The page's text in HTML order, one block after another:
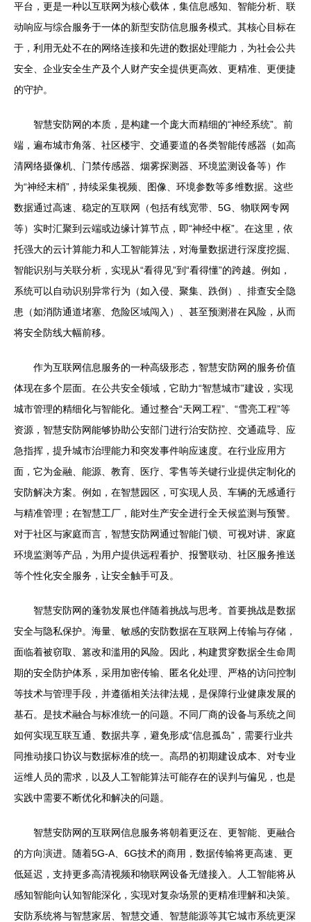
平台，更是一种以互联网为核心载体，集信息感知、智能分析、联
动响应与综合服务于一体的新型安防信息服务模式。其核心目标在
于，利用无处不在的网络连接和先进的数据处理能力，为社会公共
安全、企业安全生产及个人财产安全提供更高效、更精准、更便捷
的守护。
智慧安防网的本质，是构建一个庞大而精细的“神经系统”。前
端，遍布城市角落、社区楼宇、交通要道的各类智能传感器（如高
清网络摄像机、门禁传感器、烟雾探测器、环境监测设备等）作
为“神经末梢”，持续采集视频、图像、环境参数等多维数据。这些
数据通过高速、稳定的互联网（包括有线宽带、5G、物联网专网
等）实时汇聚到云端或边缘计算节点，即“神经中枢”。在这里，依
托强大的云计算能力和人工智能算法，对海量数据进行深度挖掘、
智能识别与关联分析，实现从“看得见”到“看得懂”的跨越。例如，
系统可以自动识别异常行为（如入侵、聚集、跌倒）、排查安全隐
患（如消防通道堵塞、危险区域闯入）、甚至预测潜在风险，从而
将安全防线大幅前移。
作为互联网信息服务的一种高级形态，智慧安防网的服务价值
体现在多个层面。在公共安全领域，它助力“智慧城市”建设，实现
城市管理的精细化与智能化。通过整合“天网工程”、“雪亮工程”等
资源，智慧安防网能够协助公安部门进行治安防控、交通疏导、应
急指挥，提升城市治理能力和突发事件响应速度。在行业应用方
面，它为金融、能源、教育、医疗、零售等关键行业提供定制化的
安防解决方案。例如，在智慧园区，可实现人员、车辆的无感通行
与精准管理；在智慧工厂，能对生产安全进行全天候监测与预警。
对于社区与家庭而言，智慧安防网通过智能门锁、可视对讲、家庭
环境监测等产品，为用户提供远程看护、报警联动、社区服务推送
等个性化安全服务，让安全触手可及。
智慧安防网的蓬勃发展也伴随着挑战与思考。首要挑战是数据
安全与隐私保护。海量、敏感的安防数据在互联网上传输与存储，
面临着被窃取、篡改和滥用的风险。因此，构建贯穿数据全生命周
期的安全防护体系，采用加密传输、匿名化处理、严格的访问控制
等技术与管理手段，并遵循相关法律法规，是保障行业健康发展的
基石。是技术融合与标准统一的问题。不同厂商的设备与系统之间
如何实现互联互通、数据共享，避免形成“信息孤岛”，需要行业共
同推动接口协议与数据标准的统一。高昂的初期建设成本、对专业
运维人员的需求，以及人工智能算法可能存在的误判与偏见，也是
实践中需要不断优化和解决的问题。
智慧安防网的互联网信息服务将朝着更泛在、更智能、更融合
的方向演进。随着5G-A、6G技术的商用，数据传输将更高速、更
低延迟，支持更多高清视频和物联网设备无缝接入。人工智能将从
感知智能向认知智能深化，实现对复杂场景的更精准理解和决策。
安防系统将与智慧家居、智慧交通、智慧能源等其它城市系统更深